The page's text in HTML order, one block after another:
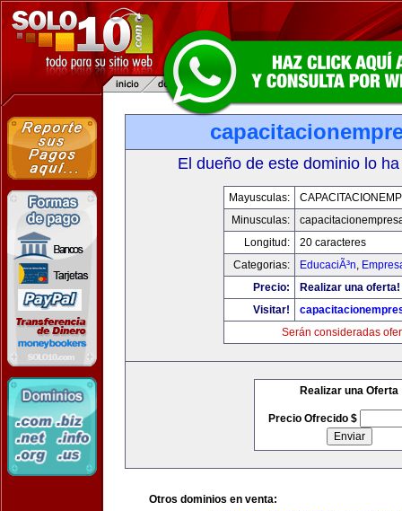
El dueño de este dominio lo
Mayusculas:
Minusculas:
Longitud:
20 caracteres
Categorias:
EducaciÃ³n,
Precio:
Realizar una oferta!
Visitar!
Serán consideradas
Realizar una Oferta
Precio Ofrecido $
Otros dominios en venta: